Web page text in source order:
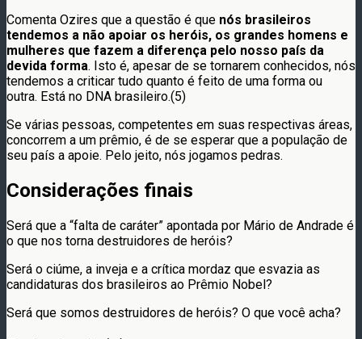
Comenta Ozires que a questão é que nós brasileiros
tendemos a não apoiar os heróis, os grandes homens e
mulheres que fazem a diferença pelo nosso país da
devida forma. Isto é, apesar de se tornarem conhecidos, nós
tendemos a criticar tudo quanto é feito de uma forma ou
outra. Está no DNA brasileiro.(5)
Se várias pessoas, competentes em suas respectivas áreas,
concorrem a um prêmio, é de se esperar que a população de
seu país a apoie. Pelo jeito, nós jogamos pedras.
Considerações finais
Será que a “falta de caráter” apontada por Mário de Andrade é
o que nos torna destruidores de heróis?
Será o ciúme, a inveja e a crítica mordaz que esvazia as
candidaturas dos brasileiros ao Prêmio Nobel?
Será que somos destruidores de heróis? O que você acha?